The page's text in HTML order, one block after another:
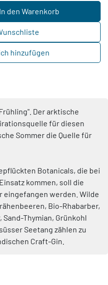
In den Warenkorb
hinzufügen
Der arktische
für diesen
Sommer die Quelle für
Botanicals, die bei
kommen, soll die
eingefangen werden. Wilde
Bio-Rhabarber,
Thymian, Grünkohl
Seetang zählen zu
Craft-Gin.